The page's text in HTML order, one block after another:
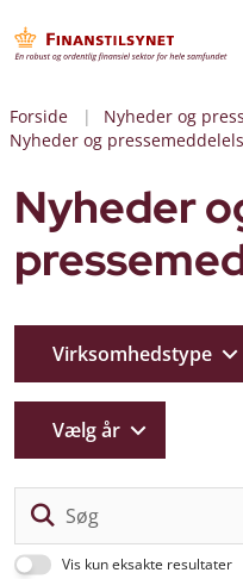
Forside
Nyheder og
Nyheder og
Nyheder
Vis kun eksakte resultater
Virksomhedstype
Vælg år